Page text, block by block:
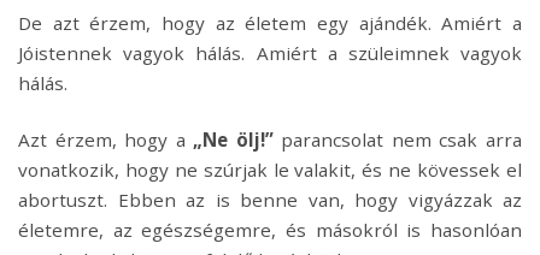
De azt érzem, hogy az életem egy ajándék. Amiért a
Jóistennek vagyok hálás. Amiért a szüleimnek vagyok
hálás.
Azt érzem, hogy a „Ne ölj!”parancsolat nem csak arra
vonatkozik, hogy ne szúrjak le valakit, és ne kövessek el
abortuszt. Ebben az is benne van, hogy vigyázzak az
életemre, az egészségemre, és másokról is hasonlóan